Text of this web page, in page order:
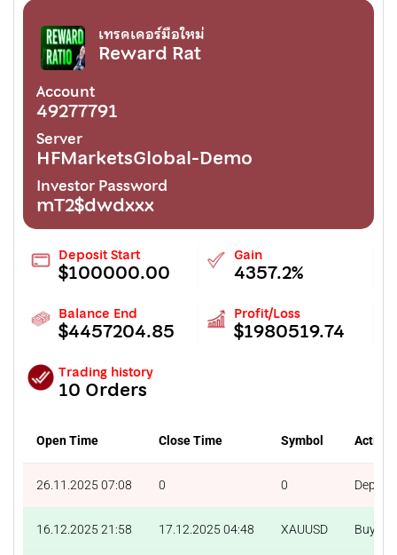
เทรดเดอร์มือใหม่
Reward Rat
Account
49277791
Server
HFMarketsGlobal-Demo
Investor Password
mT2$dwdxxx
Deposit Start
$100000.00
Gain
4357.2%
Balance End
$4457204.85
Profit/Loss
$1980519.74
Trading history
10 Orders
Open Time Close Time Symbol Action
26.11.2025 07:08 0 0 Deposit
16.12.2025 21:58 17.12.2025 04:48 XAUUSD Buy